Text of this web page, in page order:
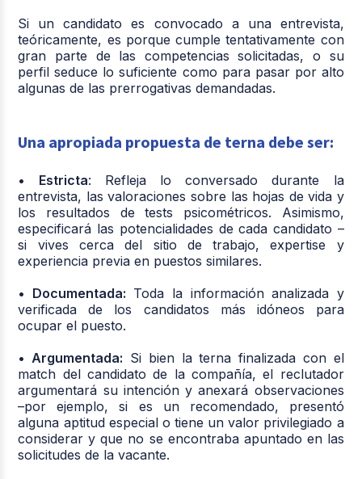
Si un candidato es convocado a una entrevista,
teóricamente, es porque cumple tentativamente con
gran parte de las competencias solicitadas, o su
perfil seduce lo suficiente como para pasar por alto
algunas de las prerrogativas demandadas.
Una apropiada propuesta de terna debe ser:
• Estricta: Refleja lo conversado durante la
entrevista, las valoraciones sobre las hojas de vida y
los resultados de tests psicométricos. Asimismo,
especificará las potencialidades de cada candidato –
si vives cerca del sitio de trabajo, expertise y
experiencia previa en puestos similares.
• Documentada: Toda la información analizada y
verificada de los candidatos más idóneos para
ocupar el puesto.
• Argumentada: Si bien la terna finalizada con el
match del candidato de la compañía, el reclutador
argumentará su intención y anexará observaciones
–por ejemplo, si es un recomendado, presentó
alguna aptitud especial o tiene un valor privilegiado a
considerar y que no se encontraba apuntado en las
solicitudes de la vacante.